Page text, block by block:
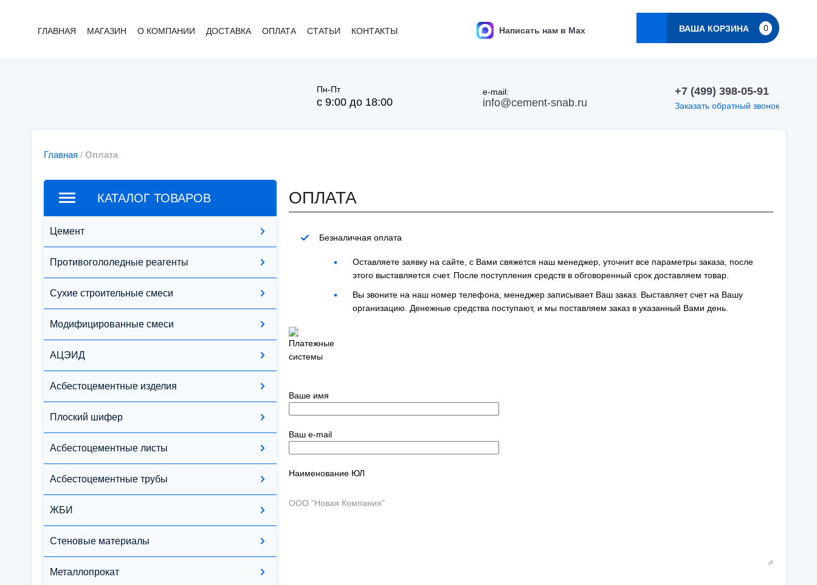
ГЛАВНАЯ МАГАЗИН О КОМПАНИИ ДОСТАВКА ОПЛАТА СТАТЬИ КОНТАКТЫ Написать нам в Max 0
ВАША КОРЗИНА
Пн-Пт
с 9:00 до 18:00
e-mail:
info@cement-snab.ru
+7 (499) 398-05-91
Заказать обратный звонок
Главная / Оплата
КАТАЛОГ ТОВАРОВ
Цемент
Противогололедные реагенты
Сухие строительные смеси
Модифицированные смеси
АЦЭИД
Асбестоцементные изделия
Плоский шифер
Асбестоцементные листы
Асбестоцементные трубы
ЖБИ
Стеновые материалы
Металлопрокат
ОПЛАТА
Безналичная оплата
Оставляете заявку на сайте, с Вами свяжется наш менеджер, уточнит все параметры заказа, после
этого выставляется счет. После поступления средств в обговоренный срок доставляем товар.
Вы звоните на наш номер телефона, менеджер записывает Ваш заказ. Выставляет счет на Вашу
организацию. Денежные средства поступают, и мы поставляем заказ в указанный Вами день.
Ваше имя
Ваш e-mail
Наименование ЮЛ